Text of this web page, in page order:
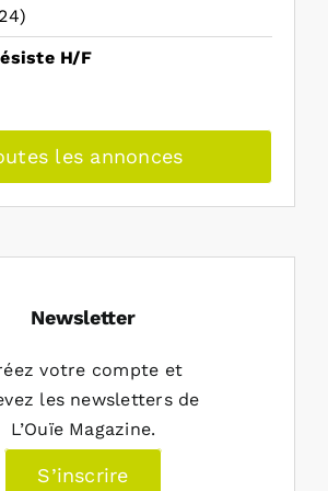
H/F
les annonces
Newsletter
votre compte et
les newsletters de
L’Ouïe Magazine.
S’inscrire